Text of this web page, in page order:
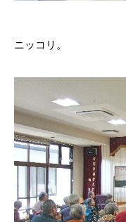
ニッコリ。